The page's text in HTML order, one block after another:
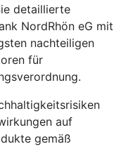
detaillierte
NordRhön eG mit
nachteiligen
für
auf
gemäß